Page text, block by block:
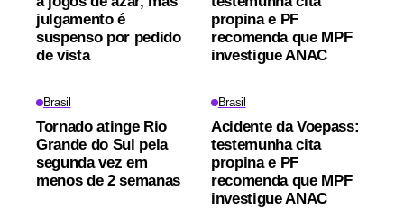
julgamento é
suspenso por pedido
de vista
propina e PF
recomenda que MPF
investigue ANAC
Brasil
Tornado atinge Rio
Grande do Sul pela
segunda vez em
menos de 2 semanas
Brasil
Acidente da Voepass:
testemunha cita
propina e PF
recomenda que MPF
investigue ANAC